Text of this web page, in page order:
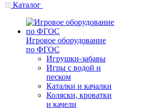
Каталог
Игровое оборудование
по ФГОС
Игрушки-забавы
Игры с водой и
песком
Каталки и качалки
Коляски, кроватки
и качели